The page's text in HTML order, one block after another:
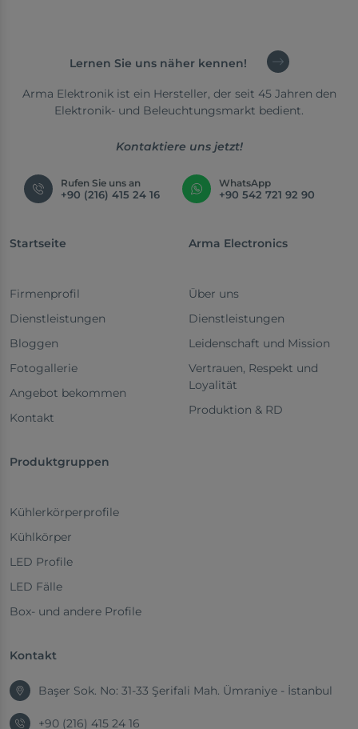
Lernen Sie uns näher kennen!
Arma Elektronik ist ein Hersteller, der seit 45 Jahren den
Elektronik- und Beleuchtungsmarkt bedient.
Kontaktiere uns jetzt!
Rufen Sie uns an
+90 (216) 415 24 16
WhatsApp
+90 542 721 92 90
Startseite
Firmenprofil
Dienstleistungen
Bloggen
Fotogallerie
Angebot bekommen
Kontakt
Arma Electronics
Über uns
Dienstleistungen
Leidenschaft und Mission
Vertrauen, Respekt und
Loyalität
Produktion & RD
Produktgruppen
Kühlerkörperprofile
Kühlkörper
LED Profile
LED Fälle
Box- und andere Profile
Kontakt
Başer Sok. No: 31-33 Şerifali Mah. Ümraniye - İstanbul
+90 (216) 415 24 16